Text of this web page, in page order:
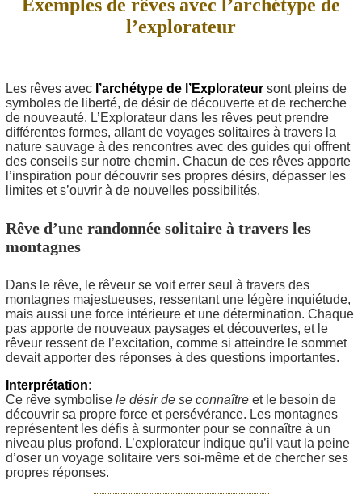
Exemples de rêves avec l’archétype de
l’explorateur
Les rêves avec l’archétype de l’Explorateur sont pleins de
symboles de liberté, de désir de découverte et de recherche
de nouveauté. L’Explorateur dans les rêves peut prendre
différentes formes, allant de voyages solitaires à travers la
nature sauvage à des rencontres avec des guides qui offrent
des conseils sur notre chemin. Chacun de ces rêves apporte
l’inspiration pour découvrir ses propres désirs, dépasser les
limites et s’ouvrir à de nouvelles possibilités.
Rêve d’une randonnée solitaire à travers les
montagnes
Dans le rêve, le rêveur se voit errer seul à travers des
montagnes majestueuses, ressentant une légère inquiétude,
mais aussi une force intérieure et une détermination. Chaque
pas apporte de nouveaux paysages et découvertes, et le
rêveur ressent de l’excitation, comme si atteindre le sommet
devait apporter des réponses à des questions importantes.
Interprétation:
Ce rêve symbolise le désir de se connaître et le besoin de
découvrir sa propre force et persévérance. Les montagnes
représentent les défis à surmonter pour se connaître à un
niveau plus profond. L’explorateur indique qu’il vaut la peine
d’oser un voyage solitaire vers soi-même et de chercher ses
propres réponses.